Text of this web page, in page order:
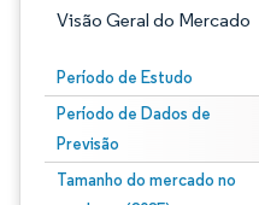
Visão Geral do Mercado
Período de Estudo
Período de Dados de
Previsão
Tamanho do mercado no